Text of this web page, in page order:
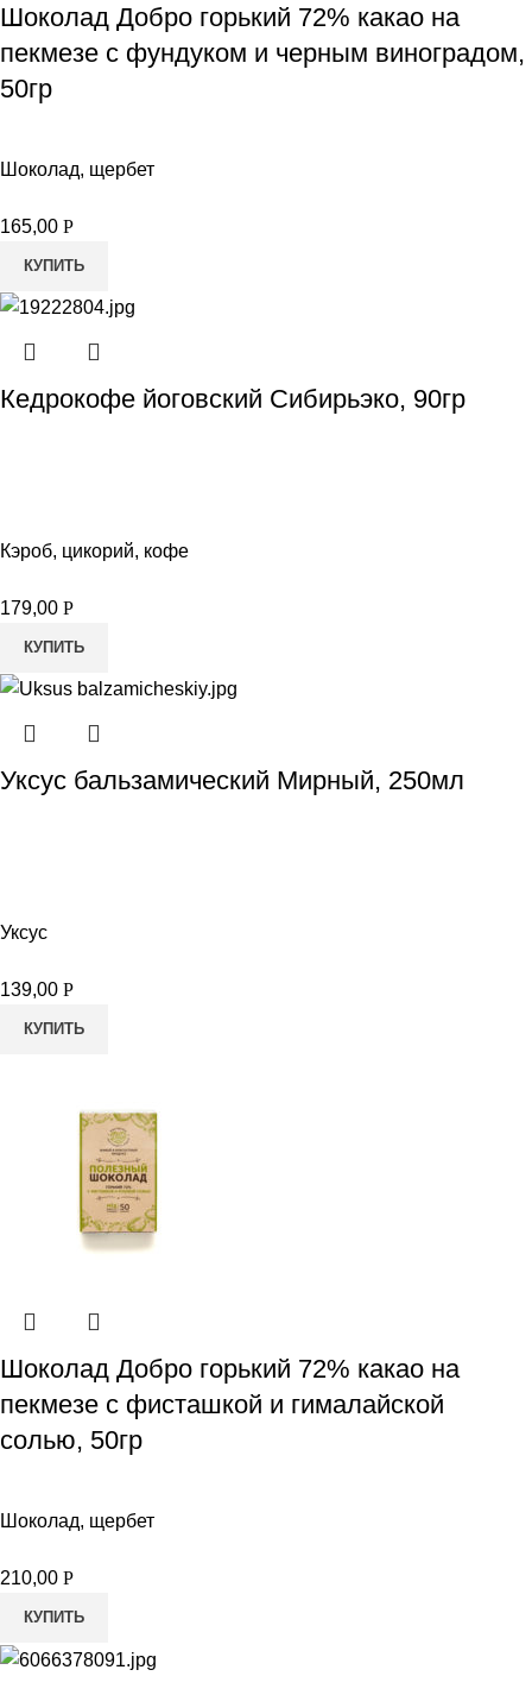
Шоколад Добро горький 72% какао на
пекмезе с фундуком и черным виноградом,
50гр
Шоколад, щербет
165,00 Р
КУПИТЬ
Кедрокофе йоговский Сибирьэко, 90гр
Кэроб, цикорий, кофе
179,00 Р
КУПИТЬ
Уксус бальзамический Мирный, 250мл
Уксус
139,00 Р
КУПИТЬ
Шоколад Добро горький 72% какао на
пекмезе с фисташкой и гималайской
солью, 50гр
Шоколад, щербет
210,00 Р
КУПИТЬ